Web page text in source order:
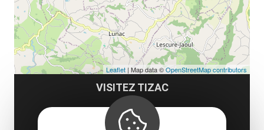
VISITEZ TIZAC
Vabre Tizac
Leaflet | Map data ©OpenStreetMap contributors